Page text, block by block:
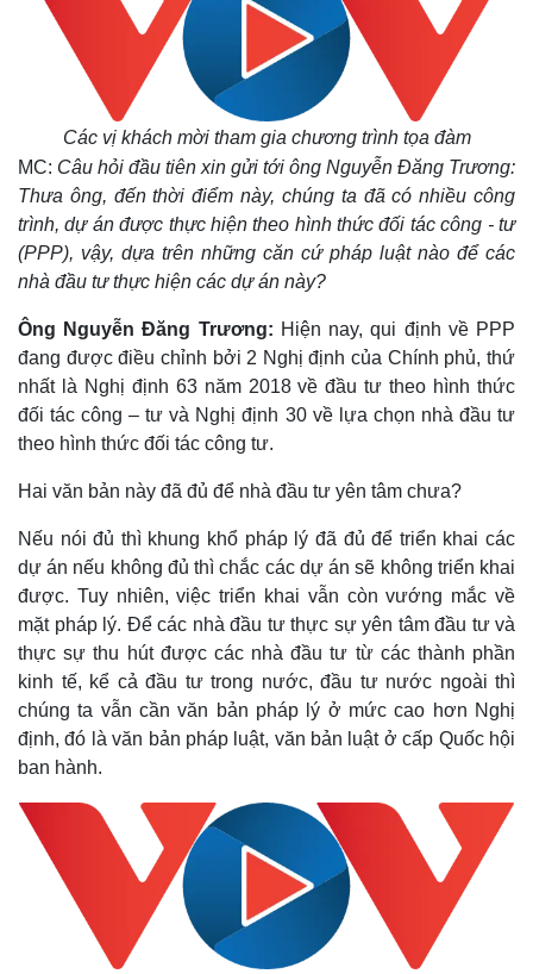
Thế giới
Quan sát
Cuộc sống đó đây
Multimedia
Video
Infographic
Các vị khách mời tham gia chương trình tọa đàm
MC: Câu hỏi đầu tiên xin gửi tới ông Nguyễn Đăng Trương:
Thưa ông, đến thời điểm này, chúng ta đã có nhiều công
trình, dự án được thực hiện theo hình thức đối tác công - tư
(PPP), vậy, dựa trên những căn cứ pháp luật nào để các
nhà đầu tư thực hiện các dự án này?
Ông Nguyễn Đăng Trương: Hiện nay, qui định về PPP
đang được điều chỉnh bởi 2 Nghị định của Chính phủ, thứ
nhất là Nghị định 63 năm 2018 về đầu tư theo hình thức
đối tác công – tư và Nghị định 30 về lựa chọn nhà đầu tư
theo hình thức đối tác công tư.
Hai văn bản này đã đủ để nhà đầu tư yên tâm chưa?
Nếu nói đủ thì khung khổ pháp lý đã đủ để triển khai các
dự án nếu không đủ thì chắc các dự án sẽ không triển khai
được. Tuy nhiên, việc triển khai vẫn còn vướng mắc về
mặt pháp lý. Để các nhà đầu tư thực sự yên tâm đầu tư và
thực sự thu hút được các nhà đầu tư từ các thành phần
kinh tế, kể cả đầu tư trong nước, đầu tư nước ngoài thì
chúng ta vẫn cần văn bản pháp lý ở mức cao hơn Nghị
định, đó là văn bản pháp luật, văn bản luật ở cấp Quốc hội
ban hành.